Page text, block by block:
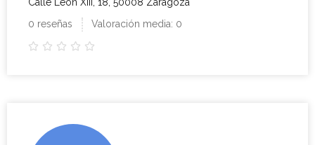
Calle León XIII, 18, 50008 Zaragoza
0 reseñas
Valoración media: 0
    